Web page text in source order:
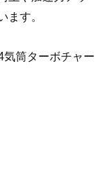
ます。
筒ターボチャー